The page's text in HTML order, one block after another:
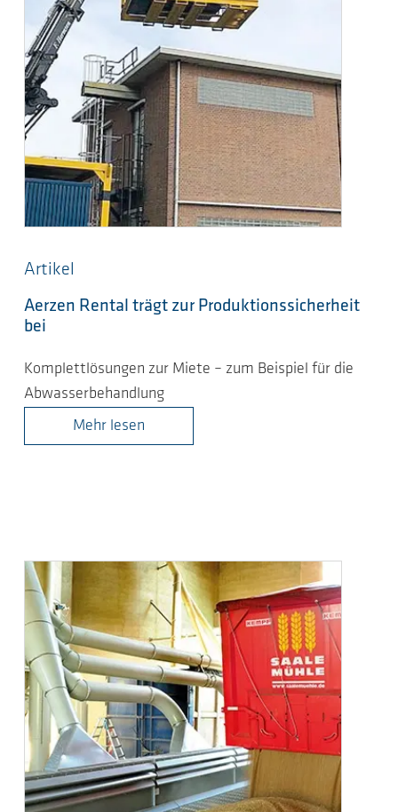
Artikel
Aerzen Rental trägt zur Produktionssicherheit
bei
Komplettlösungen zur Miete – zum Beispiel für die
Abwasserbehandlung
Mehr lesen